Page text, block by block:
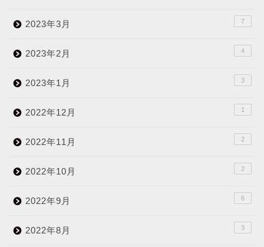
2023年3月 7
2023年2月 4
2023年1月 3
2022年12月 1
2022年11月 2
2022年10月 2
2022年9月 6
2022年8月 3